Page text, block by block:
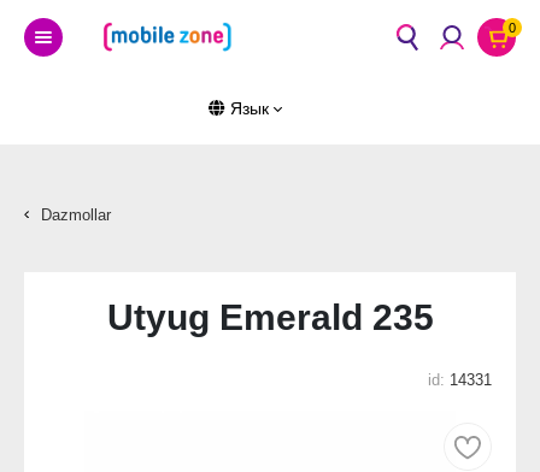
0
Язык
Dazmollar
Utyug Emerald 235
id: 14331